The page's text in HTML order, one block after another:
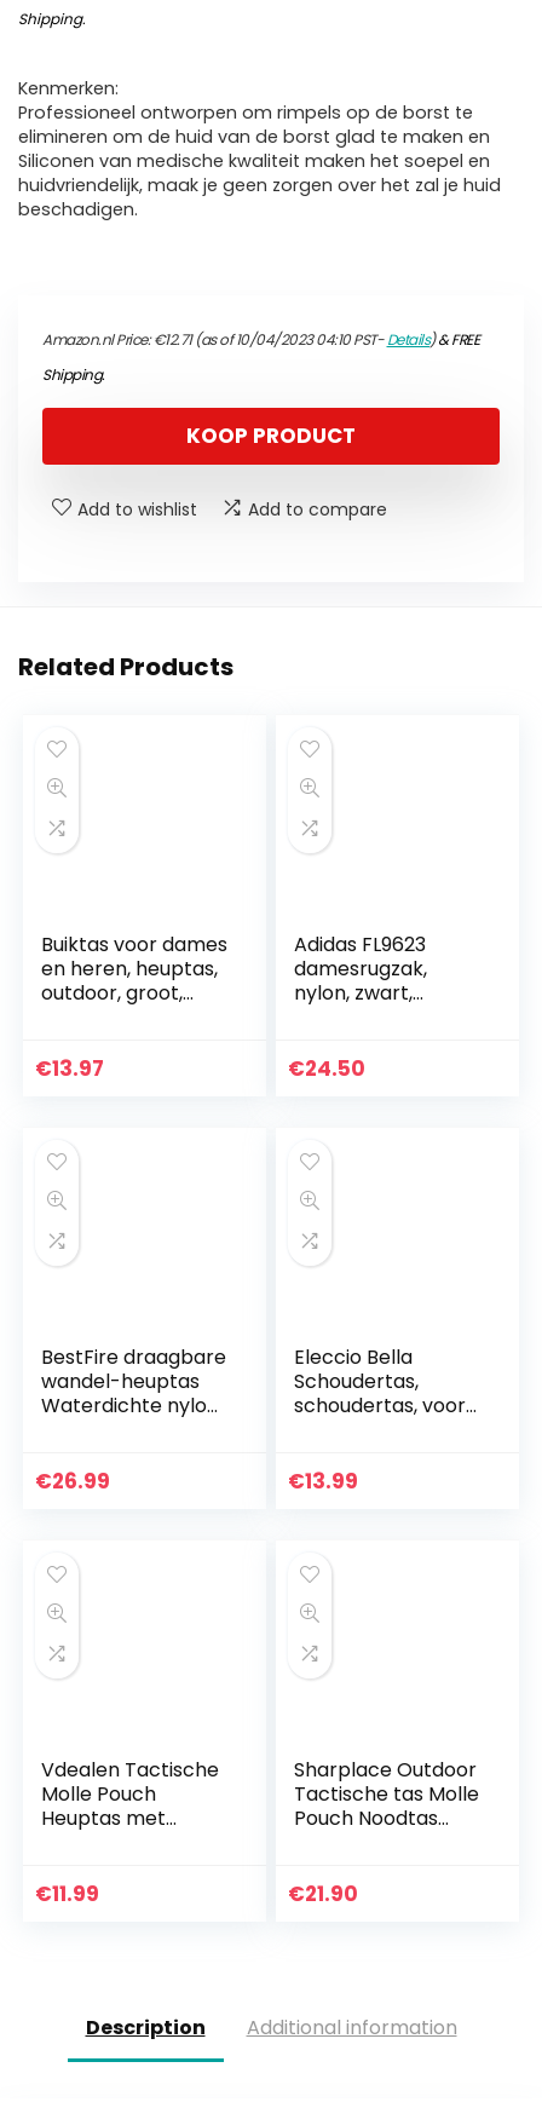
Shipping.
Kenmerken:
Professioneel ontworpen om rimpels op de borst te
elimineren om de huid van de borst glad te maken en
Siliconen van medische kwaliteit maken het soepel en
huidvriendelijk, maak je geen zorgen over het zal je huid
beschadigen.
Amazon.nl Price:€12.71(as of 10/04/2023 04:10 PST-Details)&FREE
Shipping.
KOOP PRODUCT
Add to wishlist Add to compare
Related Products
Buiktas voor dames
en heren, heuptas,
outdoor, groot,
loopriem,
€13.97
Adidas FL9623
damesrugzak,
nylon, zwart,
€24.50
BestFire draagbare
wandel-heuptas
Waterdichte nylon
Multifunctionele
€26.99
Eleccio Bella
Schoudertas,
schoudertas, voor
voor heren, 1,3 l
€13.99
Vdealen Tactische
Molle Pouch
Heuptas met
€11.99
Sharplace Outdoor
Tactische tas Molle
Pouch Noodtas
€21.90
Description Additional information